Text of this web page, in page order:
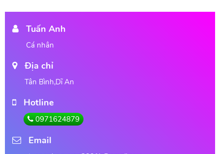
Tuấn Anh
Cá nhân
Địa chỉ
Tân Bình,Dĩ An
Hotline
0971624879
Email